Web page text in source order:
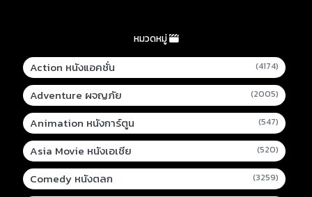
หมวดหมู่
Action หนังแอคชั่น (4174)
Adventure ผจญภัย (2005)
Animation หนังการ์ตูน (547)
Asia Movie หนังเอเชีย (520)
Comedy หนังตลก (3259)